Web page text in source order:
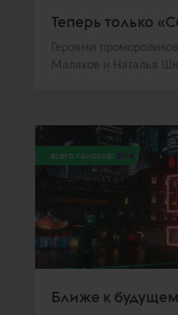
Теперь только
Героями
Малахов и Наталья
всего голосов: 204
Ближе к